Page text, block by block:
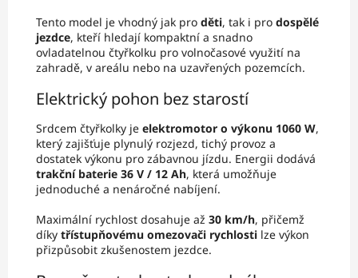
Tento model je vhodný jak pro děti, tak i pro dospělé
jezdce, kteří hledají kompaktní a snadno
ovladatelnou čtyřkolku pro volnočasové využití na
zahradě, v areálu nebo na uzavřených pozemcích.
Elektrický pohon bez starostí
Srdcem čtyřkolky je elektromotor o výkonu 1060 W,
který zajišťuje plynulý rozjezd, tichý provoz a
dostatek výkonu pro zábavnou jízdu. Energii dodává
trakční baterie 36 V / 12 Ah, která umožňuje
jednoduché a nenáročné nabíjení.
Maximální rychlost dosahuje až 30 km/h, přičemž
díky třístupňovému omezovači rychlosti lze výkon
přizpůsobit zkušenostem jezdce.